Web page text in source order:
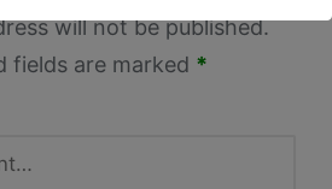
will not be published.
fields are marked *